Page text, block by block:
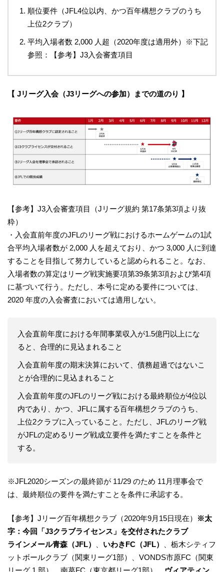
順位要件（JFL4位以内、かつ百年構想クラブのうち
上位2クラブ）
平均入場者数 2,000 人超（2020年度は適用外）※下記
参照：【参考】J3入会審査項目
【 Jリーグ入会（J3リーグへの参加）までの道のり 】
【参考】J3入会審査項目（Jリーグ規約 第17条第3項より抜
粋）
・入会直前年度のJFLのリーグ戦におけるホームゲームの1試
合平均入場者数が 2,000 人を超えており、かつ 3,000 人に到達
することを目指して努力していると認められること。なお、
入場者数の算定はリーグ戦実施要項第39条第3項および第4項
に基づいて行う。ただし、本号に定める要件については、
2020 年度の入会審査においては適用しない。
入会直前年度における年間事業収入が1.5億円以上にな
ると、合理的に見込まれること
入会直前年度の期末決算において、債務超過ではないこ
とが合理的に見込まれること
入会直前年度のJFLのリーグ戦における最終順位が4位以
内であり、かつ、JFLに属する百年構想クラブのうち、
上位2クラブに入っていること。ただし、JFLのリーグ戦
がJFLの定めるリーグ戦成立要件を満たすことを条件と
する。
※JFL2020シーズンの最終節が 11/29 のため 11月理事会で
は、最終順位の要件を満たすことを条件に承認する。
【参考】Jリーグ百年構想クラブ（2020年9月15日現在）
※太
字：今回「J3クラブライセンス」を交付されたクラブ
ラインメール青森（JFL）
いわきFC（JFL）
、栃木シティフ
ットボールクラブ（関東リーグ1部）、VONDS市原FC（関東